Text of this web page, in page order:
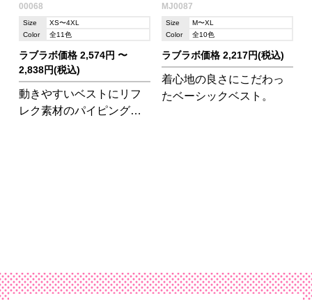
00068
Size
XS〜4XL
Color
全11色
ラブラボ価格 2,574円 〜
2,838円(税込)
動きやすいベストにリフ
レク素材のパイピングを
MJ0087
Size
M〜XL
Color
全10色
ラブラボ価格 2,217円(税込)
着心地の良さにこだわっ
たベーシックベスト。